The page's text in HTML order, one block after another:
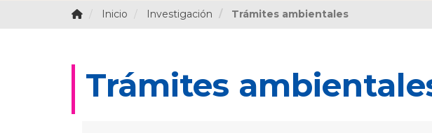
Inicio Investigación Trámites ambientales
Trámites